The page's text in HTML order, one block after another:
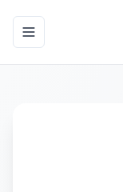
Toggle